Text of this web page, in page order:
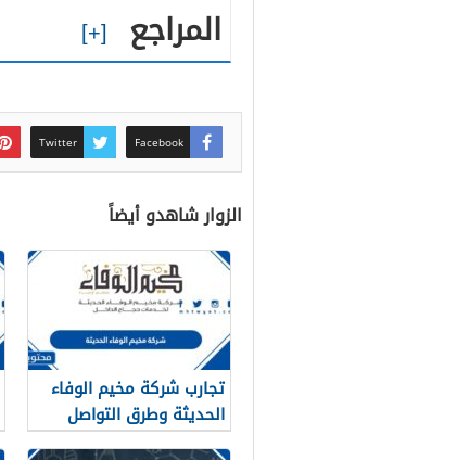
المراجع
Facebook
Twitter
الزوار شاهدو أيضاً
تجارب شركة مخيم الوفاء
الحديثة وطرق التواصل
معهم 1448